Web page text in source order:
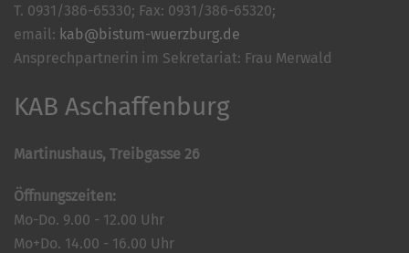
T. 0931/386-65330; Fax: 0931/386-65320;
email: kab@bistum-wuerzburg.de
Ansprechpartnerin im Sekretariat: Frau Merwald
KAB Aschaffenburg
Martinushaus, Treibgasse 26
Öffnungszeiten:
Mo-Do. 9.00 - 12.00 Uhr
Mo+Do. 14.00 - 16.00 Uhr